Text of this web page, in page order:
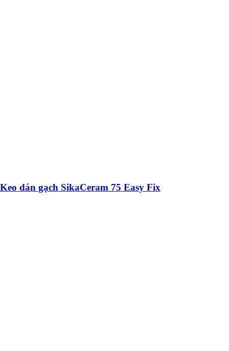
Keo dán gạch SikaCeram 75 Easy Fix